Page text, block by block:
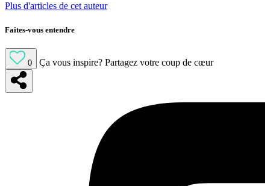
Plus d'articles de cet auteur
Faites-vous entendre
0 Ça vous inspire? Partagez votre coup de cœur